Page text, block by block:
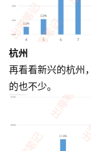
杭州
再看看新兴的杭州
的也不少。